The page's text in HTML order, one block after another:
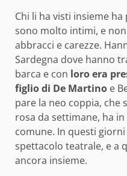
Chi li ha visti insieme
sono molto intimi, e
abbracci e carezze.
Sardegna dove hanno
barca e con loro era
figlio di De Martino e
pare la neo coppia, che
rosa da settimane, ha
comune. In questi
spettacolo teatrale, e a
ancora insieme.